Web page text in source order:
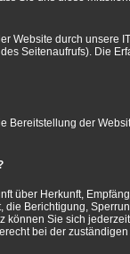
Website durch unsere
Seitenaufrufs). Die
Bereitstellung der
über Herkunft,
Berichtigung,
können Sie sich
bei der